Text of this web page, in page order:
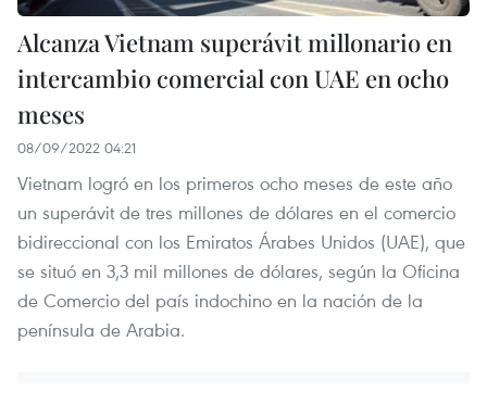
Alcanza Vietnam superávit millonario en
intercambio comercial con UAE en ocho
meses
08/09/2022 04:21
Vietnam logró en los primeros ocho meses de este año
un superávit de tres millones de dólares en el comercio
bidireccional con los Emiratos Árabes Unidos (UAE), que
se situó en 3,3 mil millones de dólares, según la Oficina
de Comercio del país indochino en la nación de la
península de Arabia.